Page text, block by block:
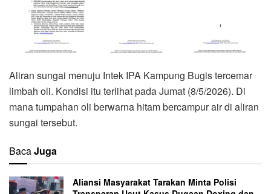
Aliran sungai menuju Intek IPA Kampung Bugis tercemar
limbah oli. Kondisi itu terlihat pada Jumat (8/5/2026). Di
mana tumpahan oli berwarna hitam bercampur air di aliran
sungai tersebut.
BacaJuga
Aliansi Masyarakat Tarakan Minta Polisi